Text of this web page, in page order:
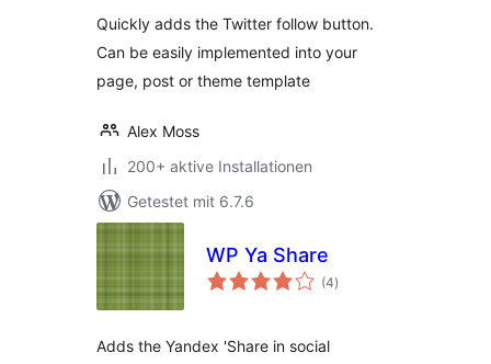
Quickly adds the Twitter follow button.
Can be easily implemented into your
page, post or theme template
Alex Moss
200+ aktive Installationen
Getestet mit 6.7.6
WP Ya Share
(4Bewertungen
insgesamt
)
Adds the Yandex 'Share in social